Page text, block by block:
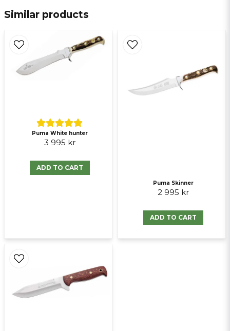
Ja, ni får publicera min fråga
Similar products
Puma White hunter
3 995 kr
ADD TO CART
Puma Skinner
2 995 kr
ADD TO CART